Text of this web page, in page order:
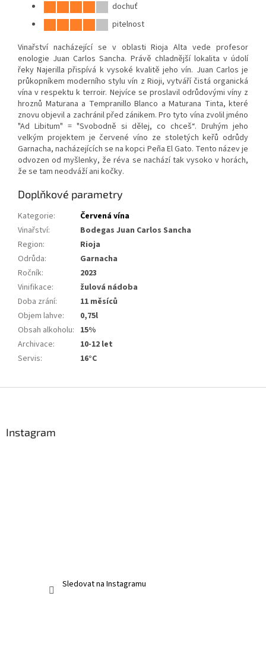
dochuť
pitelnost
Vinařství nacházející se v oblasti Rioja Alta vede profesor
enologie Juan Carlos Sancha. Právě chladnější lokalita v údolí
řeky Najerilla přispívá k vysoké kvalitě jeho vín. Juan Carlos je
průkopníkem moderního stylu vín z Rioji, vytváří čistá organická
vína v respektu k terroir. Nejvíce se proslavil odrůdovými víny z
hroznů Maturana a Tempranillo Blanco a Maturana Tinta, které
znovu objevil a zachránil před zánikem. Pro tyto vína zvolil jméno
"Ad Libitum" = "Svobodně si dělej, co chceš“. Druhým jeho
velkým projektem je červené víno ze stoletých keřů odrůdy
Garnacha, nacházejících se na kopci Peña El Gato. Tento název je
odvozen od myšlenky, že réva se nachází tak vysoko v horách,
že se tam neodváží ani kočky.
Doplňkové parametry
Kategorie:
Červená vína
Vinařství:
Bodegas Juan Carlos Sancha
Region:
Rioja
Odrůda:
Garnacha
Ročník:
2023
Vinifikace:
žulová nádoba
Doba zrání:
11 měsíců
Objem lahve:
0,75l
Obsah alkoholu: 15%
Archivace:
10-12 let
Servis: 16°C
Instagram
Sledovat na Instagramu